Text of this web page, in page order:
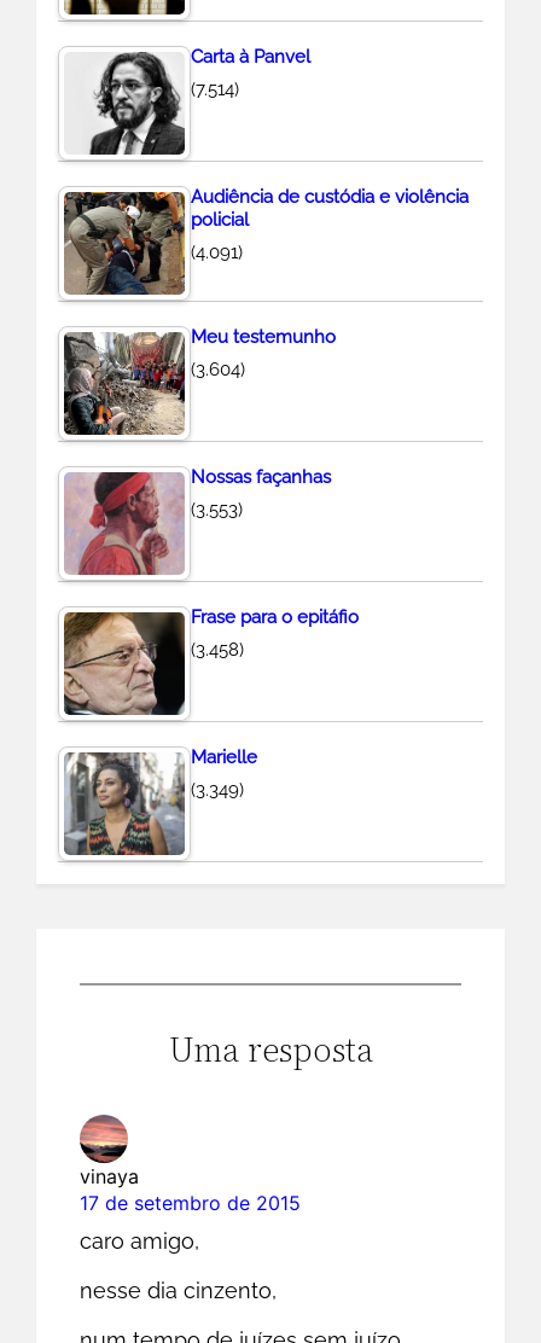
Carta à Panvel
(7.514)
Audiência de custódia e violência
policial
(4.091)
Meu testemunho
(3.604)
Nossas façanhas
(3.553)
Frase para o epitáfio
(3.458)
Marielle
(3.349)
Uma resposta
vinaya
17 de setembro de 2015
caro amigo,
nesse dia cinzento,